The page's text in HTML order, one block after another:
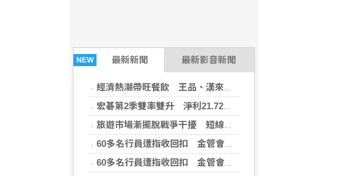
NEW 最新新聞 最新影音新聞
經濟熱潮帶旺餐飲 王品、漢來美食上半年賺近1股本
宏碁第2季雙率雙升 淨利21.72億元創疫情後新高
旅遊市場漸擺脫戰爭干擾 短線日韓強漲、長線回暖
60多名行員遭指收回扣 金管會請銀行全面清查
60多名行員遭指收回扣 金管會請銀行全面清查